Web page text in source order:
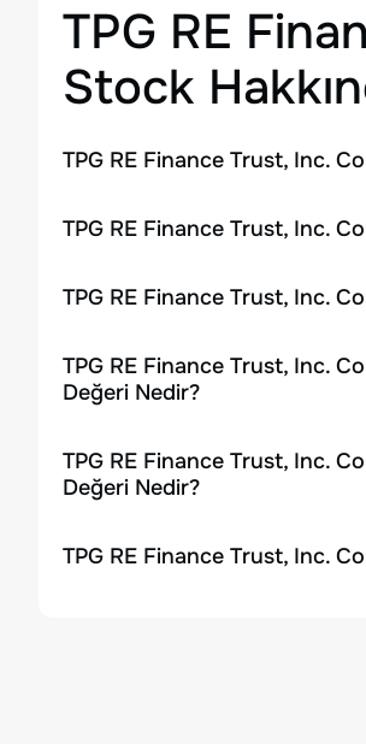
TPG RE
Stock
TPG RE Finance Trust, Inc.
TPG RE Finance Trust, Inc.
TPG RE Finance Trust, Inc.
TPG RE Finance Trust, Inc.
Değeri Nedir?
TPG RE Finance Trust, Inc.
Değeri Nedir?
TPG RE Finance Trust, Inc.